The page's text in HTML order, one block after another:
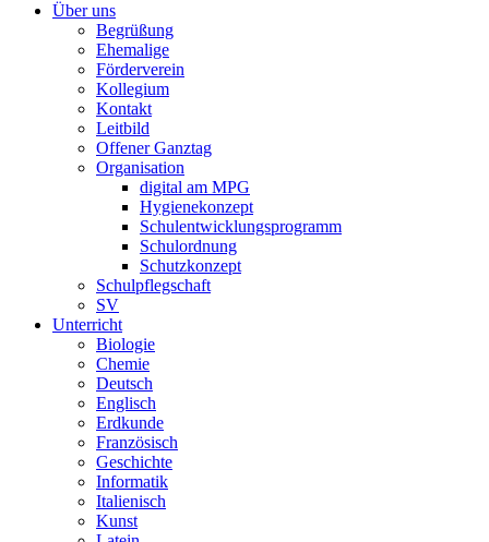
Über uns
Begrüßung
Ehemalige
Förderverein
Kollegium
Kontakt
Leitbild
Offener Ganztag
Organisation
digital am MPG
Hygienekonzept
Schulentwicklungsprogramm
Schulordnung
Schutzkonzept
Schulpflegschaft
SV
Unterricht
Biologie
Chemie
Deutsch
Englisch
Erdkunde
Französisch
Geschichte
Informatik
Italienisch
Kunst